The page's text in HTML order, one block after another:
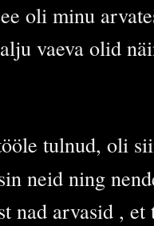
oli minu
vaeva olid
tulnud, oli
neid ning
nad arvasid ,